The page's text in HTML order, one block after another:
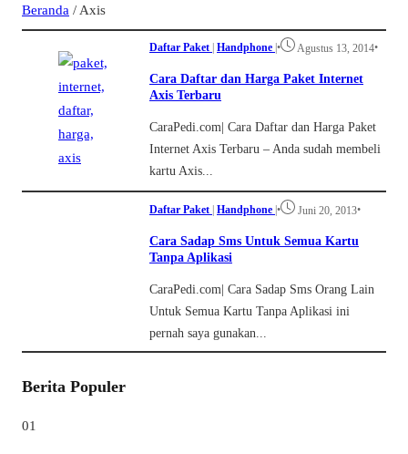
Beranda / Axis
Daftar Paket Handphone • Agustus 13, 2014•
Cara Daftar dan Harga Paket Internet
Axis Terbaru
CaraPedi.com| Cara Daftar dan Harga Paket
Internet Axis Terbaru – Anda sudah membeli
kartu Axis...
Daftar Paket | Handphone |• Juni 20, 2013•
Cara Sadap Sms Untuk Semua Kartu
Tanpa Aplikasi
CaraPedi.com| Cara Sadap Sms Orang Lain
Untuk Semua Kartu Tanpa Aplikasi ini
pernah saya gunakan...
Berita Populer
01